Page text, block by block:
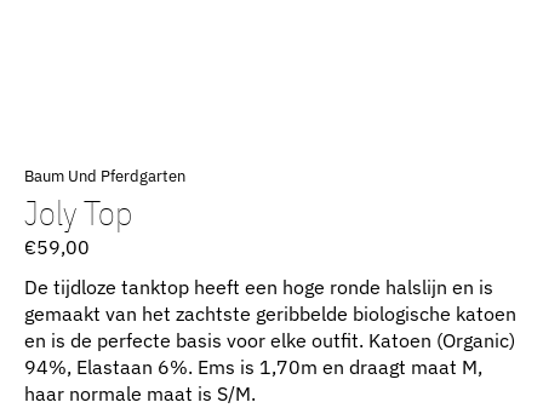
Baum Und Pferdgarten
Joly Top
€59,00
De tijdloze tanktop heeft een hoge ronde halslijn en is
gemaakt van het zachtste geribbelde biologische katoen
en is de perfecte basis voor elke outfit. Katoen (Organic)
94%, Elastaan 6%. Ems is 1,70m en draagt maat M,
haar normale maat is S/M.